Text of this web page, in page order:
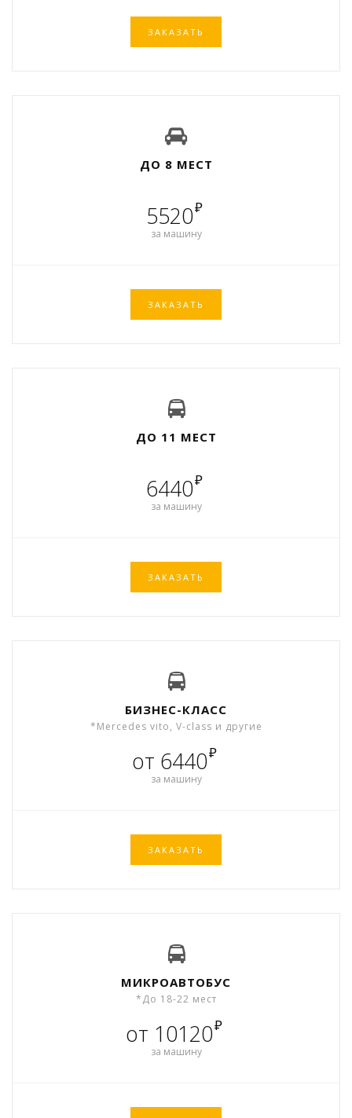
ЗАКАЗАТЬ
ДО 8 МЕСТ
5520₽
за машину
ЗАКАЗАТЬ
ДО 11 МЕСТ
6440₽
за машину
ЗАКАЗАТЬ
БИЗНЕС-КЛАСС
*Mercedes vito, V-class и другие
от 6440₽
за машину
ЗАКАЗАТЬ
МИКРОАВТОБУС
*До 18-22 мест
от 10120₽
за машину